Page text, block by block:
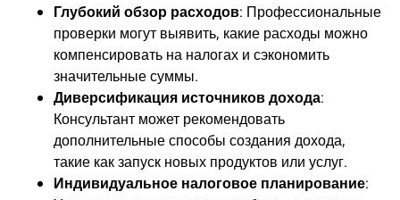
Глубокий обзор расходов: Профессиональные
проверки могут выявить, какие расходы можно
компенсировать на налогах и сэкономить
значительные суммы.
Диверсификация источников дохода:
Консультант может рекомендовать
дополнительные способы создания дохода,
такие как запуск новых продуктов или услуг.
Индивидуальное налоговое планирование: